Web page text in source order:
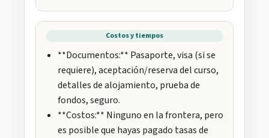
Costos y tiempos
**Documentos:** Pasaporte, visa (si se
requiere), aceptación/reserva del curso,
detalles de alojamiento, prueba de
fondos, seguro.
**Costos:** Ninguno en la frontera, pero
es posible que hayas pagado tasas de